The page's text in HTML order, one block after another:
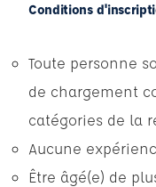
Conditions
Toute personne
de chargement
catégories de la
Aucune
Être âgé(e) de